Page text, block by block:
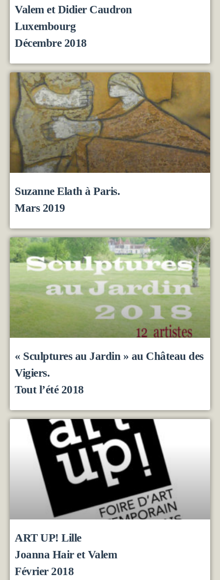
Valem et Didier Caudron
Luxembourg
Décembre 2018
Suzanne Elath à Paris.
Mars 2019
« Sculptures au Jardin » au Château des
Vigiers.
Tout l’été 2018
ART UP! Lille
Joanna Hair et Valem
Février 2018